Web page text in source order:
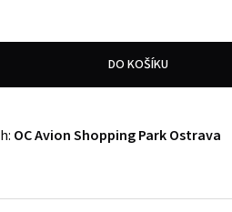
DO KOŠÍKU
OC Avion Shopping Park Ostrava